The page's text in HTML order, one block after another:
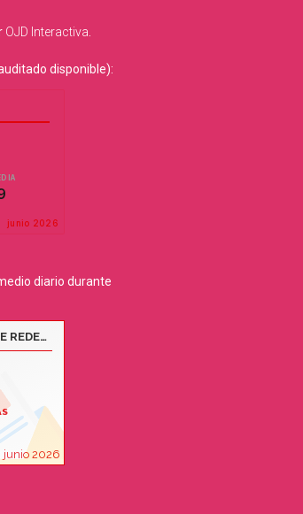
OJD Interactiva
disponible):
diario durante